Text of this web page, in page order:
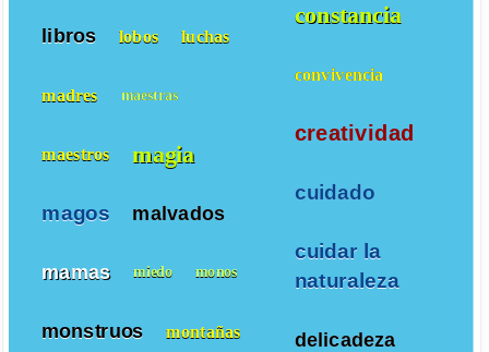
constancia
convivencia
creatividad
cuidado
cuidar la
naturaleza
delicadeza
libros lobos luchas
madres maestras
maestros magia
magos malvados
mamas miedo monos
monstruos montañas